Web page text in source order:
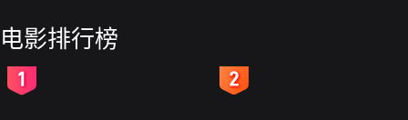
电影排行榜